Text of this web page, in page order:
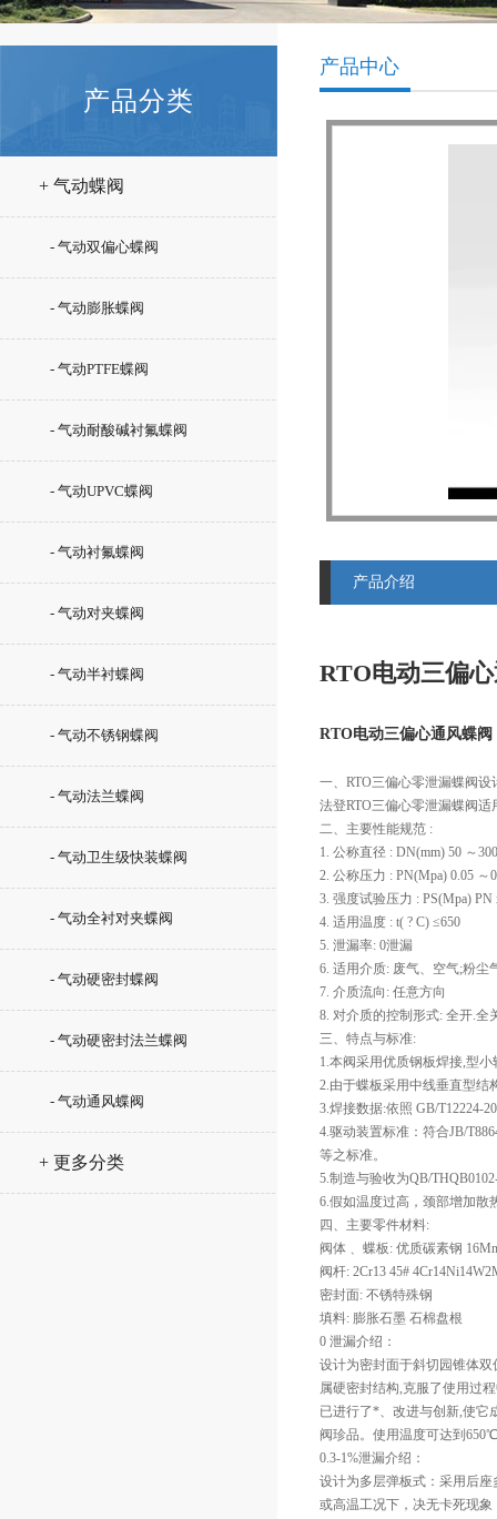
产品分类
+ 气动蝶阀
- 气动双偏心蝶阀
- 气动膨胀蝶阀
- 气动PTFE蝶阀
- 气动耐酸碱衬氟蝶阀
- 气动UPVC蝶阀
- 气动衬氟蝶阀
- 气动对夹蝶阀
- 气动半衬蝶阀
- 气动不锈钢蝶阀
- 气动法兰蝶阀
- 气动卫生级快装蝶阀
- 气动全衬对夹蝶阀
- 气动硬密封蝶阀
- 气动硬密封法兰蝶阀
- 气动通风蝶阀
+ 更多分类
产品中心
产品介绍
RTO电动三偏
RTO电动三偏心通风蝶
一、RTO三偏心零泄漏蝶阀
法登RTO三偏心零泄漏蝶阀
二、主要性能规范 :
1. 公称直径 : DN(mm) 50 ～
2. 公称压力 : PN(Mpa) 0.05 ～
3. 强度试验压力 : PS(Mpa) PN
4. 适用温度 : t( ? C) ≤650
5. 泄漏率: 0泄漏
6. 适用介质: 废气、空气;粉尘
7. 介质流向: 任意方向
8. 对介质的控制形式: 全开.全
三、特点与标准:
1.本阀采用优质钢板焊接,型
2.由于蝶板采用中线垂直型结
3.焊接数据:依照 GB/T12224-
4.驱动装置标准：符合JB/
等之标准。
5.制造与验收为QB/
6.假如温度过高，颈部增加散
四、主要零件材料:
阀体﹑ 蝶板: 优质碳素钢
阀杆: 2Cr13 45#
密封面: 不锈特殊钢
填料: 膨胀石墨 石棉盘根
0 泄漏介绍：
设计为密封面于斜切园锥体
属硬密封结构,克服了使用过
已进行了*、改进与创新,使
阀珍品。使用温度可达到
0.3-1%泄漏介绍：
设计为多层弹板式：采用后
或高温工况下，决无卡死现